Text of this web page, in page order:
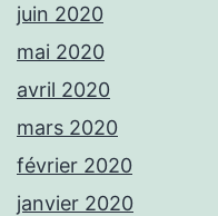
juin 2020
mai 2020
avril 2020
mars 2020
février 2020
janvier 2020